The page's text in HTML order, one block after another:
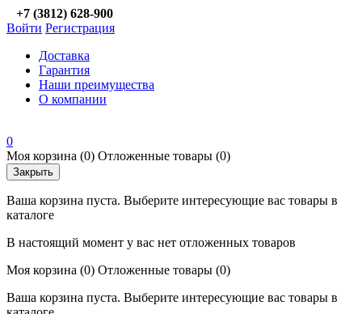
+7 (3812) 628-900
Войти Регистрация
Доставка
Гарантия
Наши преимущества
О компании
0
Моя корзина (0) Отложенные товары (0)
Закрыть
Ваша корзина пуста. Выберите интересующие вас товары в
каталоге
В настоящий момент у вас нет отложенных товаров
Моя корзина (0) Отложенные товары (0)
Ваша корзина пуста. Выберите интересующие вас товары в